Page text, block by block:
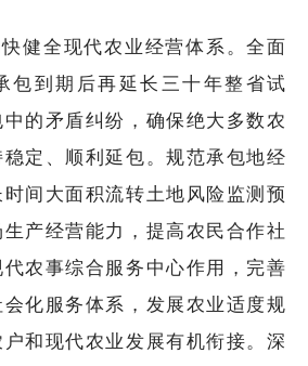
快健全现代农业经营体系。全面
包到期后再延长三十年整省试
的矛盾纠纷，确保绝大多数农
定、顺利延包。规范承包地经
间大面积流转土地风险监测预
产经营能力，提高农民合作社
农事综合服务中心作用，完善
化服务体系，发展农业适度规
和现代农业发展有机衔接。深